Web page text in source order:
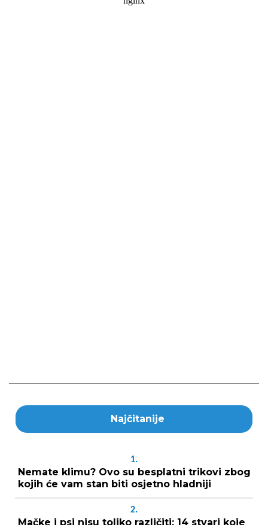
Najčitanije
1.
Nemate klimu? Ovo su besplatni trikovi zbog
kojih će vam stan biti osjetno hladniji
2.
Mačke i psi nisu toliko različiti: 14 stvari koje